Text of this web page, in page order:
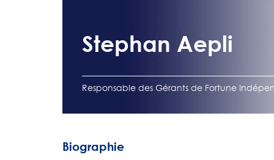
Stephan Aepli
Responsable des Gérants de Fortune
Biographie